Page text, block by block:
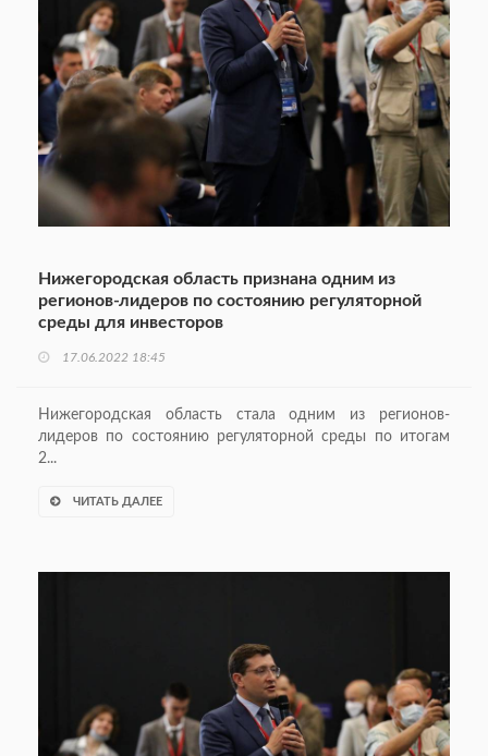
Нижегородская область признана одним из
регионов-лидеров по состоянию регуляторной
среды для инвесторов
17.06.2022 18:45
Нижегородская область стала одним из регионов-
лидеров по состоянию регуляторной среды по итогам
2...
ЧИТАТЬ ДАЛЕЕ